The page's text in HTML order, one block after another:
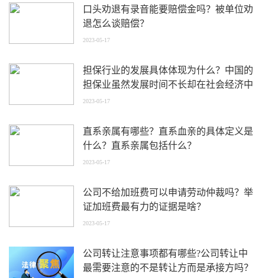
口头劝退有录音能要赔偿金吗？被单位劝
退怎么谈赔偿？
2023-05-17
担保行业的发展具体体现为什么？中国的
担保业虽然发展时间不长却在社会经济中
发挥着重要作用
2023-05-17
直系亲属有哪些？直系血亲的具体定义是
什么？直系亲属包括什么？
2023-05-17
公司不给加班费可以申请劳动仲裁吗？举
证加班费最有力的证据是啥？
2023-05-17
公司转让注意事项都有哪些?公司转让中
最需要注意的不是转让方而是承接方吗？